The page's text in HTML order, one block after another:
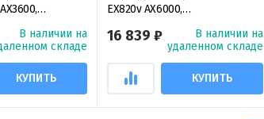
5G EasyMesh
В наличии на
складе
КУПИТЬ
EX820v AX6000,
маршрутизатор Wi‑Fi 6 VoIP с
2-мя телефонными портами RJ-
16 839 ₽
В наличии на
удаленном складе
КУПИТЬ